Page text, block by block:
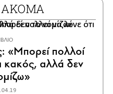
ΑΚΟΜΑ
«Μπορεί πολλοί
κακός, αλλά δεν